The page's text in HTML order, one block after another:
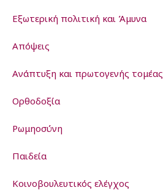
Εξωτερική πολιτική και Άμυνα
Απόψεις
Ανάπτυξη και πρωτογενής τομέας
Ορθοδοξία
Ρωμηοσύνη
Παιδεία
Kοινοβουλευτικός ελέγχος